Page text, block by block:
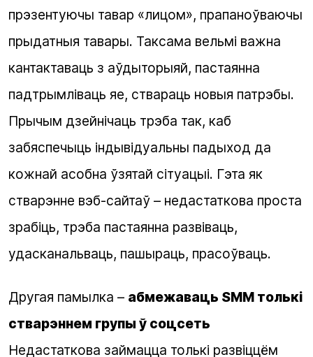
прэзентуючы тавар «лицом», прапаноўваючы
прыдатныя тавары. Таксама вельмі важна
кантактаваць з аўдыторыяй, пастаянна
падтрымліваць яе, ствараць новыя патрэбы.
Прычым дзейнічаць трэба так, каб
забяспечыць індывідуальны падыход да
кожнай асобна ўзятай сітуацыі. Гэта як
стварэнне вэб-сайтаў– недастаткова проста
зрабіць, трэба пастаянна развіваць,
удасканальваць, пашыраць, прасоўваць.
Другая памылка – абмежаваць SMM толькі
стварэннем групы ў соцсеть
Недастаткова займацца толькі развіццём